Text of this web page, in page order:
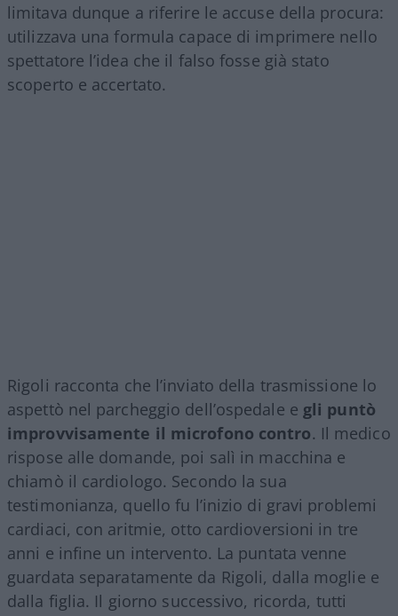
limitava dunque a riferire le accuse della procura:
utilizzava una formula capace di imprimere nello
spettatore l’idea che il falso fosse già stato
scoperto e accertato.
Rigoli racconta che l’inviato della trasmissione lo
aspettò nel parcheggio dell’ospedale e gli puntò
improvvisamente il microfono contro. Il medico
rispose alle domande, poi salì in macchina e
chiamò il cardiologo. Secondo la sua
testimonianza, quello fu l’inizio di gravi problemi
cardiaci, con aritmie, otto cardioversioni in tre
anni e infine un intervento. La puntata venne
guardata separatamente da Rigoli, dalla moglie e
dalla figlia. Il giorno successivo, ricorda, tutti